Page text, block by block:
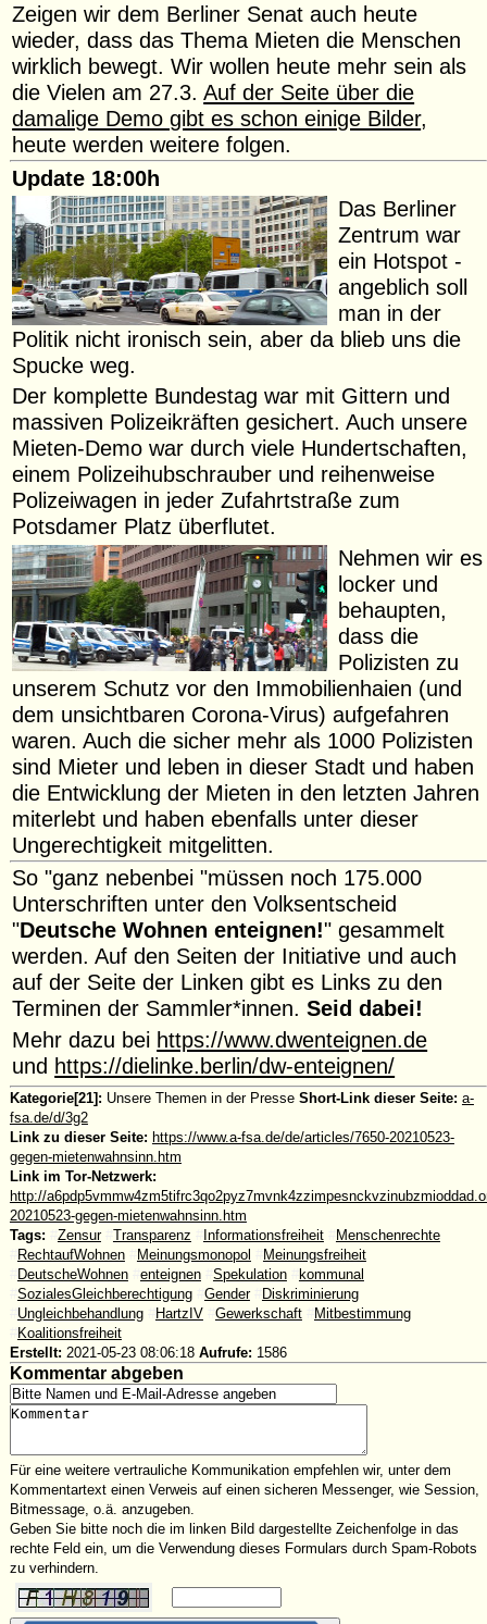
Zeigen wir dem Berliner Senat auch heute
wieder, dass das Thema Mieten die Menschen
wirklich bewegt. Wir wollen heute mehr sein als
die Vielen am 27.3.Auf der Seite über die
damalige Demo gibt es schon einige Bilder,
heute werden weitere folgen.
Update 18:00h
Das Berliner
Zentrum war
ein Hotspot -
angeblich soll
man in der
Politik nicht ironisch sein, aber da blieb uns die
Spucke weg.
Der komplette Bundestag war mit Gittern und
massiven Polizeikräften gesichert. Auch unsere
Mieten-Demo war durch viele Hundertschaften,
einem Polizeihubschrauber und reihenweise
Polizeiwagen in jeder Zufahrtstraße zum
Potsdamer Platz überflutet.
Nehmen wir es
locker und
behaupten,
dass die
Polizisten zu
unserem Schutz vor den Immobilienhaien (und
dem unsichtbaren Corona-Virus) aufgefahren
waren. Auch die sicher mehr als 1000 Polizisten
sind Mieter und leben in dieser Stadt und haben
die Entwicklung der Mieten in den letzten Jahren
miterlebt und haben ebenfalls unter dieser
Ungerechtigkeit mitgelitten.
So "ganz nebenbei "müssen noch 175.000
Unterschriften unter den Volksentscheid
"Deutsche Wohnen enteignen!" gesammelt
werden. Auf den Seiten der Initiative und auch
auf der Seite der Linken gibt es Links zu den
Terminen der Sammler*innen.Seid dabei!
Mehr dazu bei https://www.dwenteignen.de
und https://dielinke.berlin/dw-enteignen/
Kategorie[21]: Unsere Themen in der Presse Short-Link dieser Seite: a-
fsa.de/d/3g2
Link zu dieser Seite: https://www.a-fsa.de/de/articles/7650-20210523-
gegen-mietenwahnsinn.htm
Link im Tor-Netzwerk:
http://
20210523-gegen-mietenwahnsinn.htm
Tags:
Zensur Transparenz Informationsfreiheit
Menschenrechte
RechtaufWohnen Meinungsmonopol
Meinungsfreiheit
DeutscheWohnen enteignen Spekulation
kommunal
SozialesGleichberechtigung Gender
Diskriminierung
Ungleichbehandlung HartzIV Gewerkschaft
Mitbestimmung
Koalitionsfreiheit
Erstellt: 2021-05-23 08:06:18 Aufrufe: 1586
Kommentar abgeben
Für eine weitere vertrauliche Kommunikation empfehlen wir, unter dem
Kommentartext einen Verweis auf einen sicheren Messenger, wie Session,
Bitmessage, o.ä. anzugeben.
Geben Sie bitte noch die im linken Bild dargestellte Zeichenfolge in das
rechte Feld ein, um die Verwendung dieses Formulars durch Spam-Robots
zu verhindern.